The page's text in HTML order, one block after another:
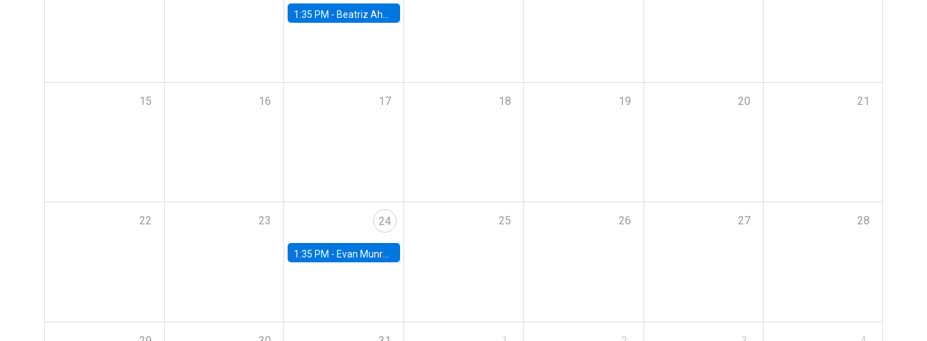
1:35 PM - Beatriz Ahumada, PhD candidate, Universidad de Pittsburgh
15 16 17 18 19 20 21
22 23 24
1:35 PM - Evan Munro, Neyman Visiting Assistant Professor in the Department of Statistics at UC Berkeley
25 26 27 28